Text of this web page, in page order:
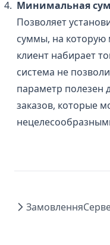
Минимальная
Позволяет
суммы, на которую
клиент набирает
система не
параметр полезен
заказов, которые
Замовлення